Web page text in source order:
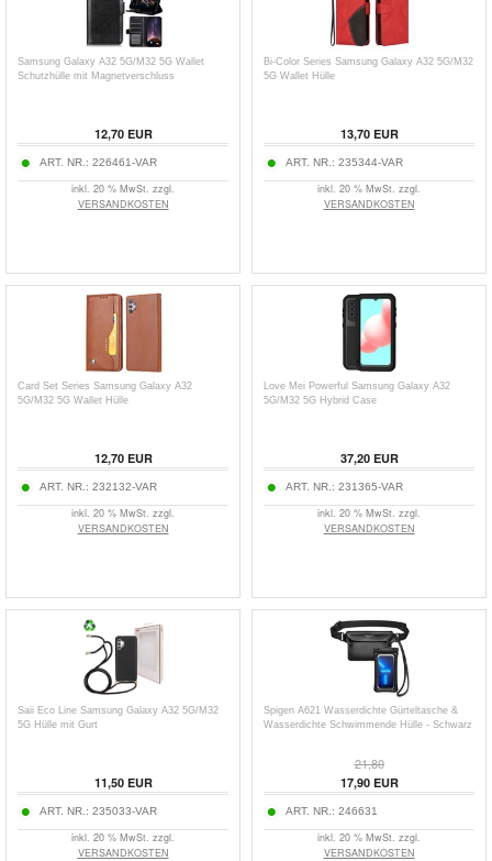
Samsung Galaxy A32 5G/M32 5G Wallet
Schutzhülle mit Magnetverschluss
12,70EUR
ART. NR.: 226461-VAR
inkl. 20 % MwSt. zzgl.
VERSANDKOSTEN
Bi-Color Series Samsung Galaxy A32 5G/M32
5G Wallet Hülle
13,70EUR
ART. NR.: 235344-VAR
inkl. 20 % MwSt. zzgl.
VERSANDKOSTEN
Card Set Series Samsung Galaxy A32
5G/M32 5G Wallet Hülle
12,70EUR
ART. NR.: 232132-VAR
inkl. 20 % MwSt. zzgl.
VERSANDKOSTEN
Love Mei Powerful Samsung Galaxy A32
5G/M32 5G Hybrid Case
37,20EUR
ART. NR.: 231365-VAR
inkl. 20 % MwSt. zzgl.
VERSANDKOSTEN
Saii Eco Line Samsung Galaxy A32 5G/M32
5G Hülle mit Gurt
11,50EUR
ART. NR.: 235033-VAR
inkl. 20 % MwSt. zzgl.
VERSANDKOSTEN
Spigen A621 Wasserdichte Gürteltasche &
Wasserdichte Schwimmende Hülle - Schwarz
21,80
17,90EUR
ART. NR.: 246631
inkl. 20 % MwSt. zzgl.
VERSANDKOSTEN